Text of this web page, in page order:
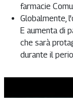
farmacie
Globalmente,
E aumenta di
che sarà
durante il